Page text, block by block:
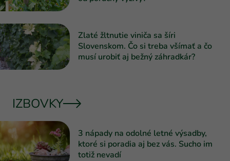
Zlaté žltnutie viniča sa šíri
Slovenskom. Čo si treba všímať a čo
musí urobiť aj bežný záhradkár?
IZBOVKY
3 nápady na odolné letné výsadby,
ktoré si poradia aj bez vás. Sucho im
totiž nevadí